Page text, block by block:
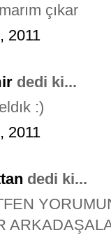
çıkar
2011
dedi ki...
:)
2011
dedi ki...